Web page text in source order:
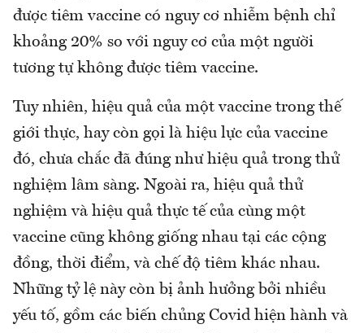
được tiêm vaccine có nguy cơ nhiễm bệnh chỉ
khoảng 20% so với nguy cơ của một người
tương tự không được tiêm vaccine.
Tuy nhiên, hiệu quả của một vaccine trong thế
giới thực, hay còn gọi là hiệu lực của vaccine
đó, chưa chắc đã đúng như hiệu quả trong thử
nghiệm lâm sàng. Ngoài ra, hiệu quả thử
nghiệm và hiệu quả thực tế của cùng một
vaccine cũng không giống nhau tại các cộng
đồng, thời điểm, và chế độ tiêm khác nhau.
Những tỷ lệ này còn bị ảnh hưởng bởi nhiều
yếu tố, gồm các biến chủng Covid hiện hành và